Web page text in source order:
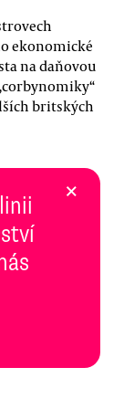
ekonomické
na daňovou
britských
×